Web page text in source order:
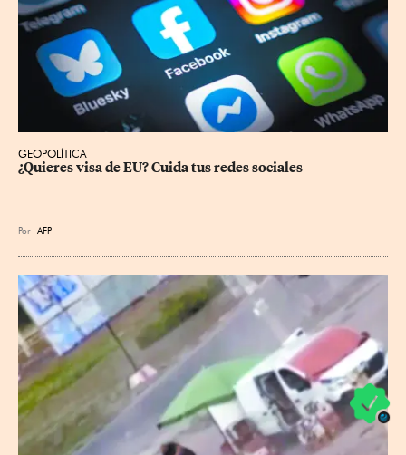
GEOPOLÍTICA
¿Quieres visa de EU? Cuida tus redes sociales
Por AFP